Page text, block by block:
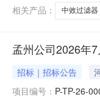
相关产品：
中效过滤器
孟州公司2026年
招标｜招标公告
项目编号： P-TP-26-